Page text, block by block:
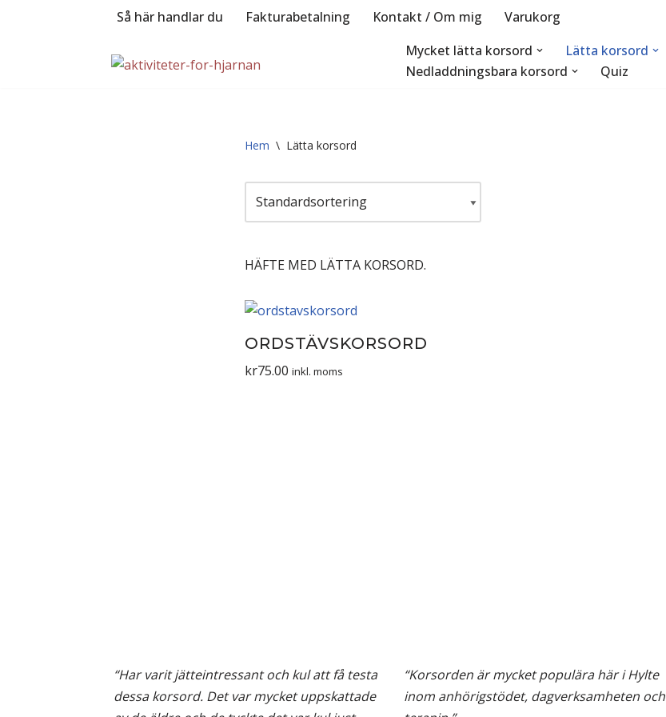
Så här handlar du Fakturabetalning Kontakt / Om mig
Varukorg
Mycket lätta korsord
Lätta korsord
Nedladdningsbara korsord
Quiz
Hem \ Lätta korsord
HÄFTE MED LÄTTA KORSORD.
ORDSTÄVSKORSORD
kr75.00 inkl. moms
“Har varit jätteintressant och kul att få testa
dessa korsord. Det var mycket uppskattade
“Korsorden är mycket populära här i Hylte
inom anhörigstödet, dagverksamheten och